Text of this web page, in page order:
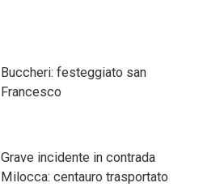
Buccheri: festeggiato san
Francesco
Grave incidente in contrada
Milocca: centauro trasportato